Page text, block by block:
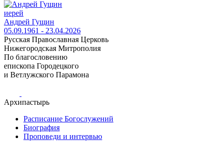
иерей
Андрей Гущин
05.09.1961 - 23.04.2026
Русская Православная Церковь
Нижегородская Митрополия
По благословению
епископа Городецкого
и Ветлужского Парамона
Архипастырь
Расписание Богослужений
Биография
Проповеди и интервью